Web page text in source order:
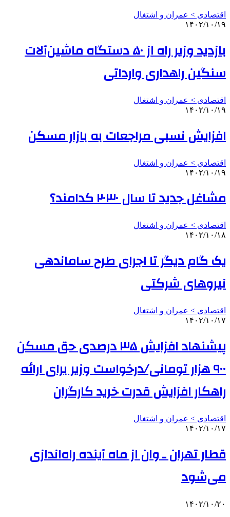
اقتصادی > عمران و اشتغال
۱۴۰۲/۱۰/۱۹
بازدید وزیر راه از ۵۰ دستگاه ماشین‌آلات
سنگین راهداری وارداتی
اقتصادی > عمران و اشتغال
۱۴۰۲/۱۰/۱۹
افزایش نسبی مراجعات به بازار مسکن
اقتصادی > عمران و اشتغال
۱۴۰۲/۱۰/۱۹
مشاغل جدید تا سال ۲۰۳۰ کدامند؟
اقتصادی > عمران و اشتغال
۱۴۰۲/۱۰/۱۸
یک گام دیگر تا اجرای طرح ساماندهی
نیروهای شرکتی
اقتصادی > عمران و اشتغال
۱۴۰۲/۱۰/۱۷
پیشنهاد افزایش ۳۵ درصدی حق مسکن
۹۰۰ هزار تومانی/درخواست وزیر برای ارائه
راهکار افزایش قدرت خرید کارگران
اقتصادی > عمران و اشتغال
۱۴۰۲/۱۰/۱۷
قطار تهران ـ وان از ماه آینده راه‌اندازی
می‌شود
۱۴۰۲/۱۰/۲۰